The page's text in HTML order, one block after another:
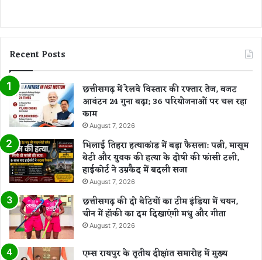
Recent Posts
छत्तीसगढ़ में रेलवे विस्तार की रफ्तार तेज, बजट
आवंटन 24 गुना बढ़ा; 36 परियोजनाओं पर चल रहा
काम
August 7, 2026
भिलाई तिहरा हत्याकांड में बड़ा फैसला: पत्नी, मासूम
बेटी और युवक की हत्या के दोषी की फांसी टली,
हाईकोर्ट ने उम्रकैद में बदली सजा
August 7, 2026
छत्तीसगढ़ की दो बेटियों का टीम इंडिया में चयन,
चीन में हॉकी का दम दिखाएंगी मधु और गीता
August 7, 2026
एम्स रायपुर के तृतीय दीक्षांत समारोह में मुख्य